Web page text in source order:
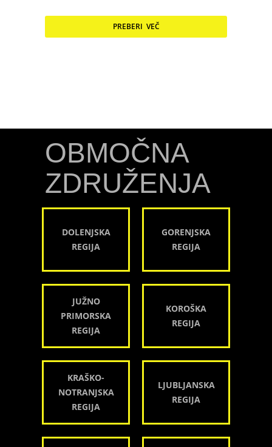
PREBERI VEČ
OBMOČNA
ZDRUŽENJA
DOLENJSKA
REGIJA
GORENJSKA
REGIJA
JUŽNO
PRIMORSKA
REGIJA
KOROŠKA
REGIJA
KRAŠKO-
NOTRANJSKA
REGIJA
LJUBLJANSKA
REGIJA